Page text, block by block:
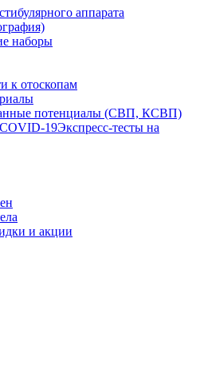
аппарата
наборы
к отоскопам
потенциалы (СВП, КСВП)
Экспресс-тесты на
и акции